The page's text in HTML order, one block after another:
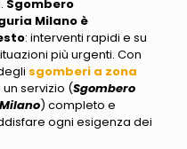
Sgombero
Milano è
: interventi rapidi e su
più urgenti. Con
sgomberi a zona
servizio (Sgombero
) completo e
ogni esigenza dei